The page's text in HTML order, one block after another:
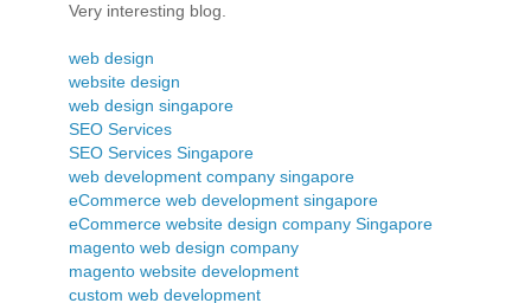
Very interesting blog.
web design
website design
web design singapore
SEO Services
SEO Services Singapore
web development company singapore
eCommerce web development singapore
eCommerce website design company Singapore
magento web design company
magento website development
custom web development